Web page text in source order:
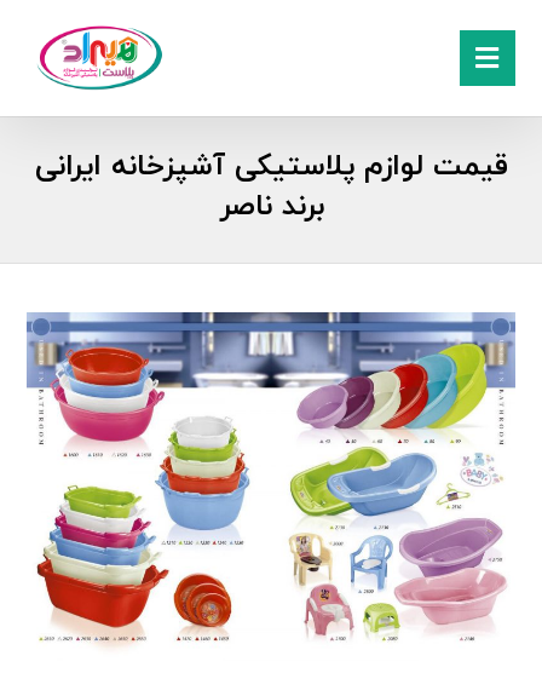
قیمت لوازم پلاستیکی آشپزخانه ایرانی
برند ناصر